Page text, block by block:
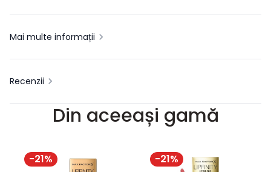
Mai multe informații
Recenzii
Din aceeași gamă
-21% -21%